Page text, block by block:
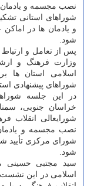
نصب مجسمه و
شوراهای استانی
و یادمان ها در
شود.
پس از تعامل و
وزارت فرهنگ و
اسلامی استان ها
شوراهای پیشنهادی
در این جلسه
خراسان جنوبی،
شورایعالی انقلاب
نصب مجسمه و
شورای مرکزی تأیید
شود.
سید مجتبی حسینی
اسلامی در این نشست